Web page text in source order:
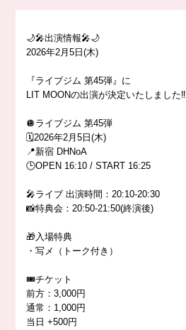
🌙🎤出演情報🎤🌙
2026年2月5日(木)
『ライブジム 第45弾』に
LIT MOONの出演が決定いたしました‼️
🪩ライブジム 第45弾
🗓️2026年2月5日(木)
📍新宿 DHNoA
🕒OPEN 16:10 / START 16:25
🎤ライブ 出演時間：20:10-20:30
📸特典会：20:50-21:50(終演後)
🎁入場特典
・写メ（トーク付き）
🎟️チケット
前方：3,000円
通常：1,000円
当日 +500円